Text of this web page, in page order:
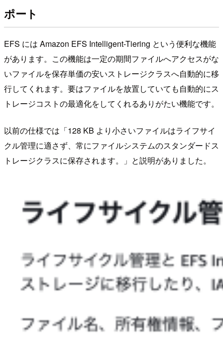
ポート
EFS には Amazon EFS Intelligent-Tiering という便利な機能
があります。この機能は一定の期間ファイルへアクセスがな
いファイルを保存単価の安いストレージクラスへ自動的に移
行してくれます。要はファイルを放置していても自動的にス
トレージコストの最適化をしてくれるありがたい機能です。
以前の仕様では「128 KB より小さいファイルはライフサイ
クル管理に適さず、常にファイルシステムのスタンダードス
トレージクラスに保存されます。」と説明がありました。